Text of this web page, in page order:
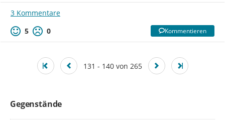
3 Kommentare
5
0 Kommentieren
131 - 140 von 265
Gegenstände